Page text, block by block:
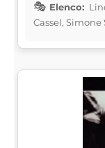
Elenco:
Cassel,